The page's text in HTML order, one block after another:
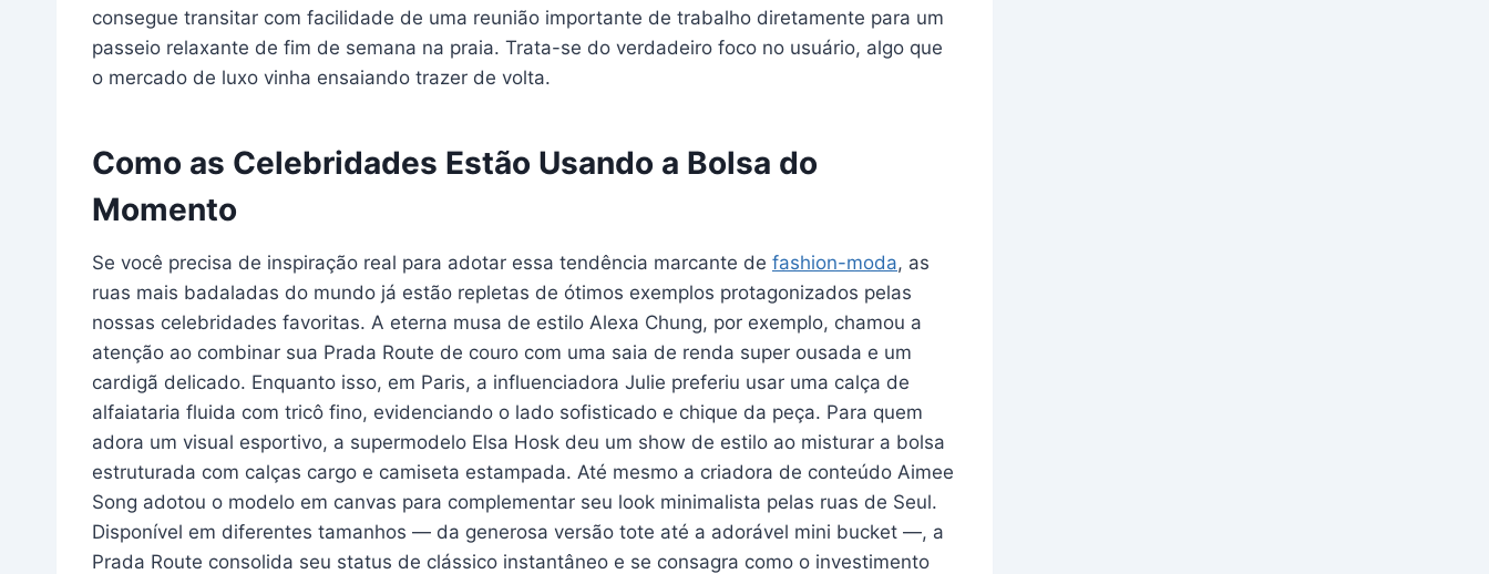
consegue transitar com facilidade de uma reunião importante de trabalho diretamente para um
passeio relaxante de fim de semana na praia. Trata-se do verdadeiro foco no usuário, algo que
o mercado de luxo vinha ensaiando trazer de volta.
Como as Celebridades Estão Usando a Bolsa do
Momento
Se você precisa de inspiração real para adotar essa tendência marcante de fashion-moda, as
ruas mais badaladas do mundo já estão repletas de ótimos exemplos protagonizados pelas
nossas celebridades favoritas. A eterna musa de estilo Alexa Chung, por exemplo, chamou a
atenção ao combinar sua Prada Route de couro com uma saia de renda super ousada e um
cardigã delicado. Enquanto isso, em Paris, a influenciadora Julie preferiu usar uma calça de
alfaiataria fluida com tricô fino, evidenciando o lado sofisticado e chique da peça. Para quem
adora um visual esportivo, a supermodelo Elsa Hosk deu um show de estilo ao misturar a bolsa
estruturada com calças cargo e camiseta estampada. Até mesmo a criadora de conteúdo Aimee
Song adotou o modelo em canvas para complementar seu look minimalista pelas ruas de Seul.
Disponível em diferentes tamanhos — da generosa versão tote até a adorável mini bucket —, a
Prada Route consolida seu status de clássico instantâneo e se consagra como o investimento